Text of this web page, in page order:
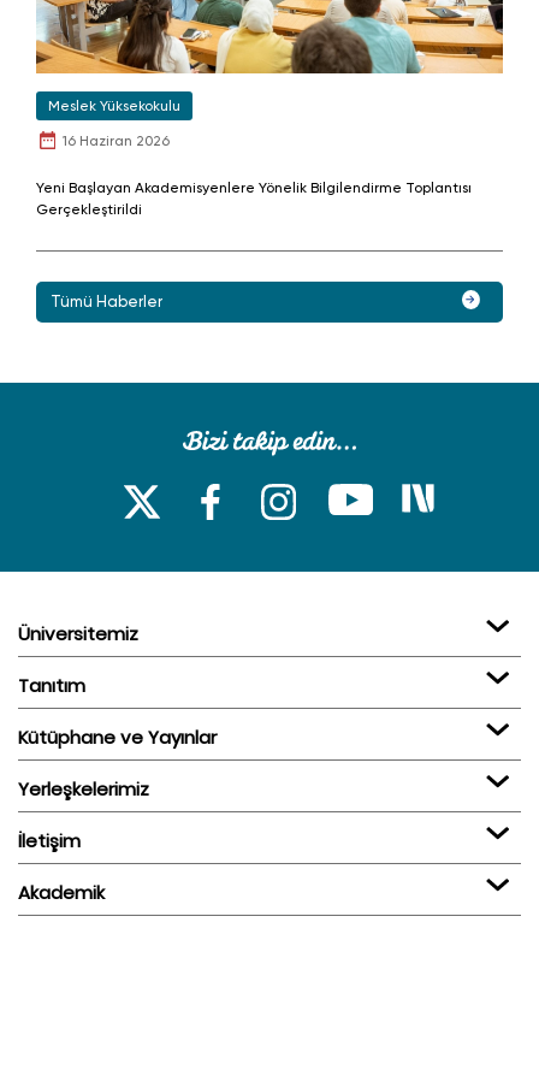
Meslek Yüksekokulu
16 Haziran 2026
Yeni Başlayan Akademisyenlere Yönelik Bilgilendirme Toplantısı
Gerçekleştirildi
Tümü Haberler
Üniversitemiz
Tanıtım
Kütüphane ve Yayınlar
Yerleşkelerimiz
İletişim
Akademik